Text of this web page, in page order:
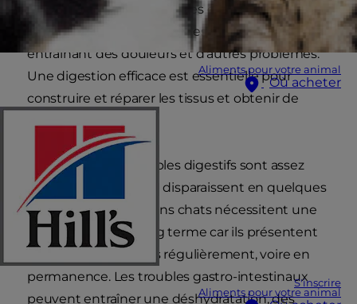
Aliments pour votre animal
Où acheter
S'inscrire
Aliments pour votre animal
trouble digestif. Les troubles gastro-intestinaux
(GI) affectent l’estomac et les intestins du chat,
entraînant des douleurs et d’autres problèmes.
Une digestion efficace est essentielle pour
construire et réparer les tissus et obtenir de
Chez le chat, les troubles digestifs sont assez
courants et la plupart disparaissent en quelques
jours. Toutefois, certains chats nécessitent une
prise en charge à long terme car ils présentent
des troubles digestifs régulièrement, voire en
permanence. Les troubles gastro-intestinaux
peuvent entraîner une déshydratation, des